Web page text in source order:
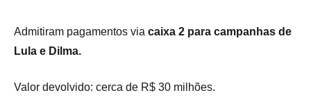
Admitiram pagamentos via caixa 2 para campanhas de
Lula e Dilma.
Valor devolvido: cerca de R$ 30 milhões.